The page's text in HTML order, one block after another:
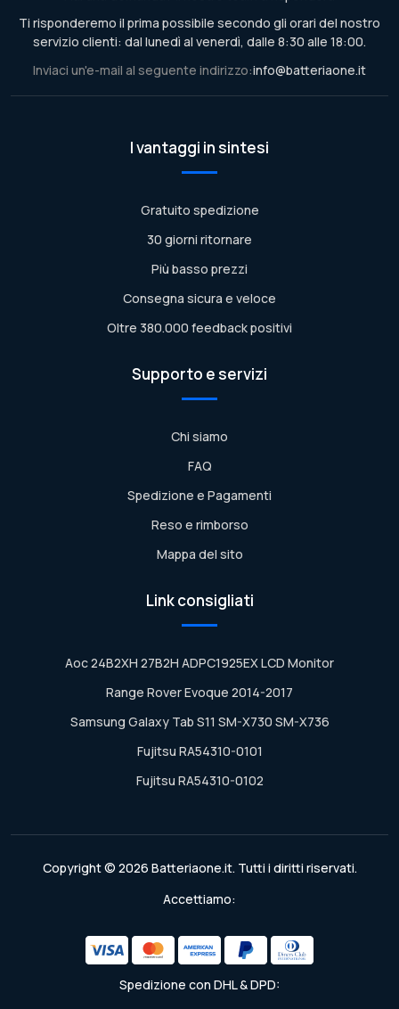
Ti risponderemo il prima possibile secondo gli orari del nostro
servizio clienti: dal lunedì al venerdì, dalle 8:30 alle 18:00.
Inviaci un'e-mail al seguente indirizzo:info@batteriaone.it
I vantaggi in sintesi
Gratuito spedizione
30 giorni ritornare
Più basso prezzi
Consegna sicura e veloce
Oltre 380.000 feedback positivi
Supporto e servizi
Chi siamo
FAQ
Spedizione e Pagamenti
Reso e rimborso
Mappa del sito
Link consigliati
Aoc 24B2XH 27B2H ADPC1925EX LCD Monitor
Range Rover Evoque 2014-2017
Samsung Galaxy Tab S11 SM-X730 SM-X736
Fujitsu RA54310-0101
Fujitsu RA54310-0102
Copyright © 2026 Batteriaone.it. Tutti i diritti riservati.
Accettiamo:
Spedizione con DHL & DPD: